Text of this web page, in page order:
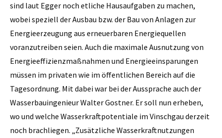
sind laut Egger noch etliche Hausaufgaben zu machen,
wobei speziell der Ausbau bzw. der Bau von Anlagen zur
Energieerzeugung aus erneuerbaren Energiequellen
voranzutreiben seien. Auch die maximale Ausnutzung von
Energieeffizienzmaßnahmen und Energieeinsparungen
müssen im privaten wie im öffentlichen Bereich auf die
Tagesordnung. Mit dabei war bei der Aussprache auch der
Wasserbauingenieur Walter Gostner. Er soll nun erheben,
wo und welche Wasserkraftpotentiale im Vinschgau derzeit
noch brachliegen. „Zusätzliche Wasserkraftnutzungen